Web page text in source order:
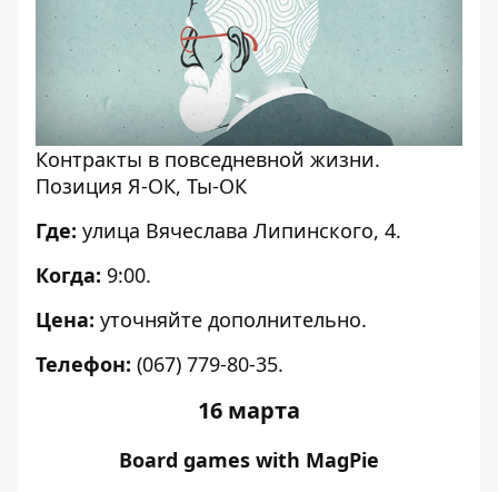
Контракты в повседневной жизни.
Позиция Я-ОК, Ты-ОК
Где: улица Вячеслава Липинского, 4.
Когда: 9:00.
Цена: уточняйте дополнительно.
Телефон: (067) 779-80-35.
16 марта
Board games with MagPie